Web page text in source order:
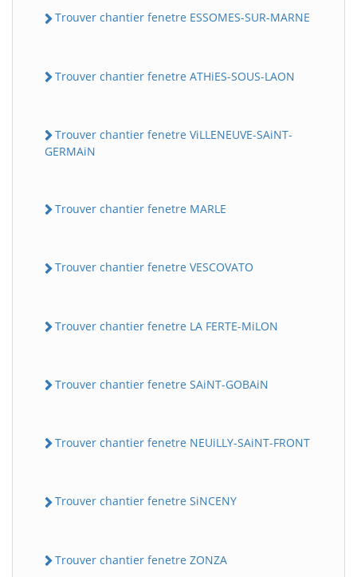
Trouver chantier fenetre ESSOMES-SUR-MARNE
Trouver chantier fenetre ATHiES-SOUS-LAON
Trouver chantier fenetre ViLLENEUVE-SAiNT-
GERMAiN
Trouver chantier fenetre MARLE
Trouver chantier fenetre VESCOVATO
Trouver chantier fenetre LA FERTE-MiLON
Trouver chantier fenetre SAiNT-GOBAiN
Trouver chantier fenetre NEUiLLY-SAiNT-FRONT
Trouver chantier fenetre SiNCENY
Trouver chantier fenetre ZONZA